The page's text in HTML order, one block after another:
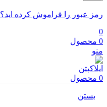
رمز عبور را فراموش کرده اید؟
0
0 محصول
منو
0 محصول
بستن